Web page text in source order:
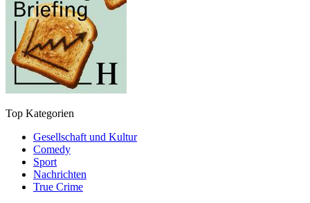
Top Kategorien
Gesellschaft und Kultur
Comedy
Sport
Nachrichten
True Crime